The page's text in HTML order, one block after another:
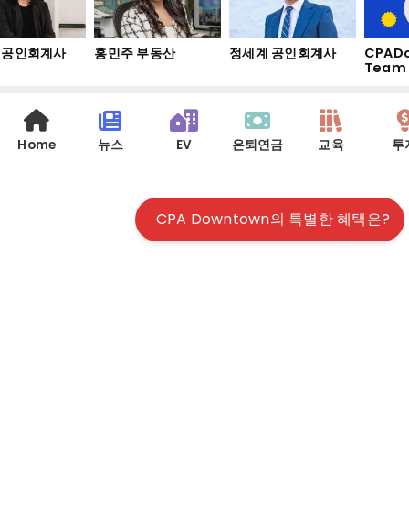
인회계사 홍민주 부동산 정세계 공인회계사
Team
Home 뉴스 EV 은퇴연금 교육 투
CPA Downtown의 특별한 혜택은?